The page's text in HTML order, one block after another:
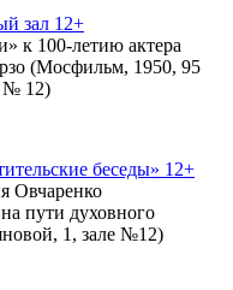
зал 12+
к 100-летию актера
(Мосфильм, 1950, 95
№ 12)
беседы» 12+
Овчаренко
пути духовного
1, зале №12)